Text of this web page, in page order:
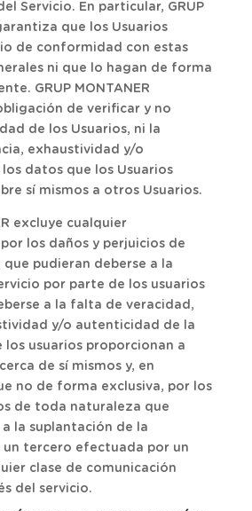
Servicio. En particular, GRUP
que los Usuarios
de conformidad con estas
ni que lo hagan de forma
GRUP MONTANER
de verificar y no
de los Usuarios, ni la
exhaustividad y/o
datos que los Usuarios
sí mismos a otros Usuarios.
excluye cualquier
los daños y perjuicios de
pudieran deberse a la
por parte de los usuarios
a la falta de veracidad,
y/o autenticidad de la
usuarios proporcionan a
de sí mismos y, en
no de forma exclusiva, por los
de toda naturaleza que
la suplantación de la
un tercero efectuada por un
clase de comunicación
del servicio.